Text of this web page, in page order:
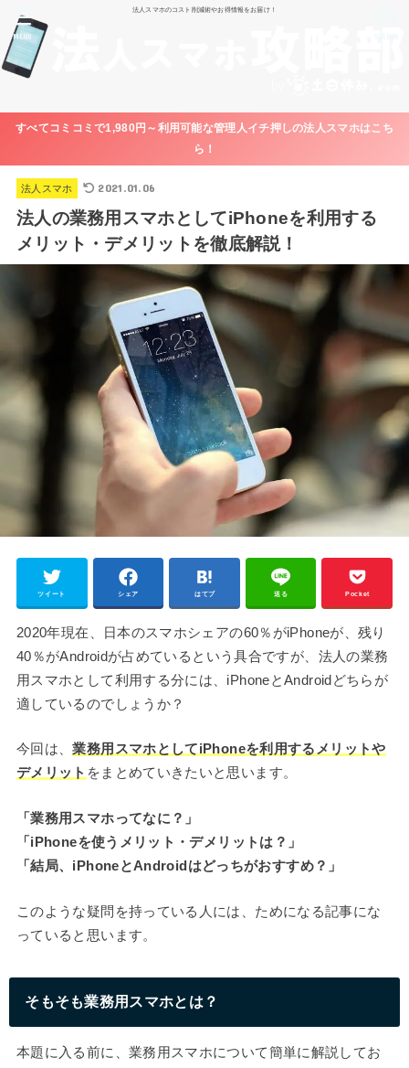
法人スマホのコスト削減術やお得情報をお届け！
MENU
すべてコミコミで1,980円～利用可能な管理人イチ押しの法人スマホはこち
ら！
法人スマホ 2021.01.06
法人の業務用スマホとしてiPhoneを利用する
メリット・デメリットを徹底解説！
ツイート シェア はてブ 送る Pocket
2020年現在、日本のスマホシェアの60％がiPhoneが、残り
40％がAndroidが占めているという具合ですが、法人の業務
用スマホとして利用する分には、iPhoneとAndroidどちらが
適しているのでしょうか？
今回は、業務用スマホとしてiPhoneを利用するメリットや
デメリット をまとめていきたいと思います。
「業務用スマホってなに？」
「iPhoneを使うメリット・デメリットは？」
「結局、iPhoneとAndroidはどっちがおすすめ？」
このような疑問を持っている人には、ためになる記事にな
っていると思います。
そもそも業務用スマホとは？
本題に入る前に、業務用スマホについて簡単に解説してお